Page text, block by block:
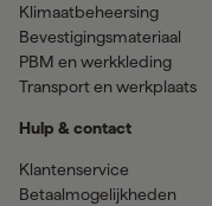
Klimaatbeheersing
Bevestigingsmateriaal
PBM en werkkleding
Transport en werkplaats
Hulp & contact
Klantenservice
Betaalmogelijkheden